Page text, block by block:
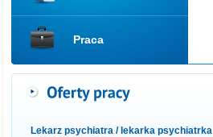
Praca
lekarz psychiatra / lekarka psychiatrka